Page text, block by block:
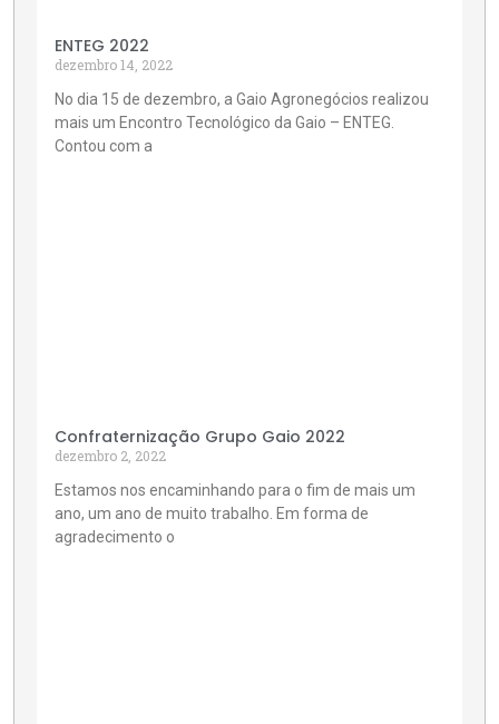
ENTEG 2022
dezembro 14, 2022
No dia 15 de dezembro, a Gaio Agronegócios realizou
mais um Encontro Tecnológico da Gaio – ENTEG.
Contou com a
Confraternização Grupo Gaio 2022
dezembro 2, 2022
Estamos nos encaminhando para o fim de mais um
ano, um ano de muito trabalho. Em forma de
agradecimento o